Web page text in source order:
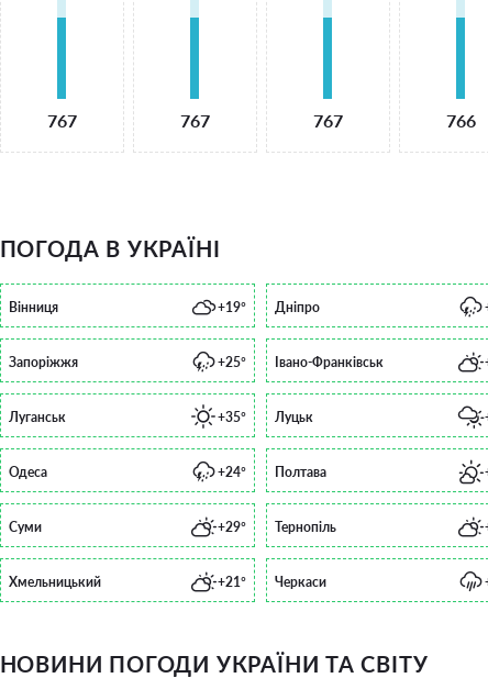
767 767 767 766
ПОГОДА В УКРАЇНІ
Вінниця +19° Дніпро
Запоріжжя +25° Івано-Франківськ
Луганськ +35° Луцьк
Одеса +24° Полтава
Суми +29° Тернопіль
Хмельницький +21° Черкаси
НОВИНИ ПОГОДИ УКРАЇНИ ТА СВІТУ